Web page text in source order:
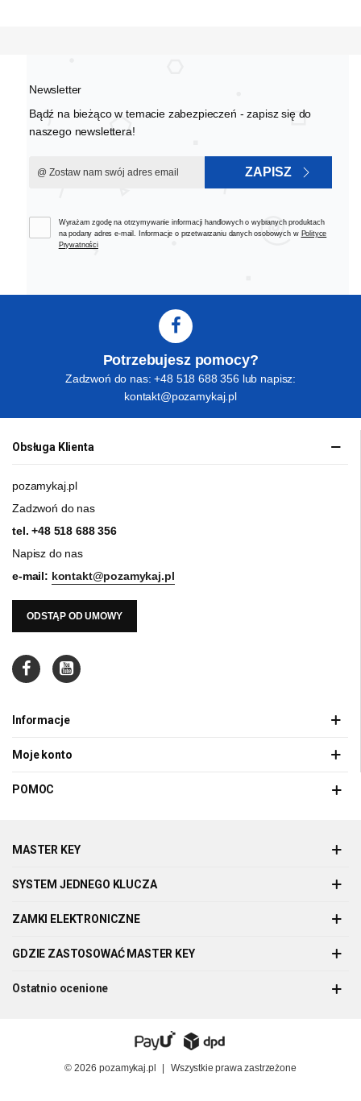
Newsletter
Bądź na bieżąco w temacie zabezpieczeń - zapisz się do
naszego newslettera!
ZAPISZ
Wyrażam zgodę na otrzymywanie informacji handlowych o wybranych produktach
na podany adres e-mail. Informacje o przetwarzaniu danych osobowych w Polityce
Prywatności
Potrzebujesz pomocy?
Zadzwoń do nas: +48 518 688 356 lub napisz:
kontakt@pozamykaj.pl
Obsługa Klienta
pozamykaj.pl
Zadzwoń do nas
tel.+48 518 688 356
Napisz do nas
e-mail: kontakt@pozamykaj.pl
ODSTĄP OD UMOWY
Informacje
Moje konto
POMOC
MASTER KEY
SYSTEM JEDNEGO KLUCZA
ZAMKI ELEKTRONICZNE
GDZIE ZASTOSOWAĆ MASTER KEY
Ostatnio ocenione
© 2026 pozamykaj.pl Wszystkie prawa zastrzeżone